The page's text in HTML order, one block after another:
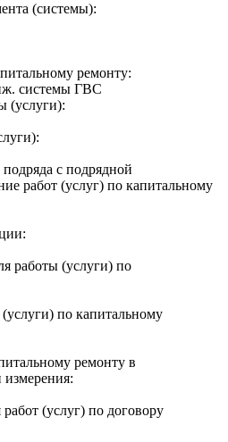
(системы):
ремонту:
системы ГВС
(услуги):
с подрядной
работ (услуг) по капитальному
работы (услуги) по
по капитальному
ремонту в
измерения:
(услуг) по договору